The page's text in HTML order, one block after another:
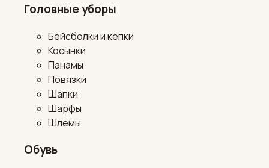
Головные уборы
Бейсболки и кепки
Косынки
Панамы
Повязки
Шапки
Шарфы
Шлемы
Обувь